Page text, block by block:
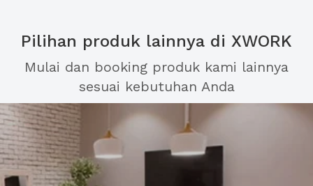
Pilihan produk lainnya di XWORK
Mulai dan booking produk kami lainnya
sesuai kebutuhan Anda